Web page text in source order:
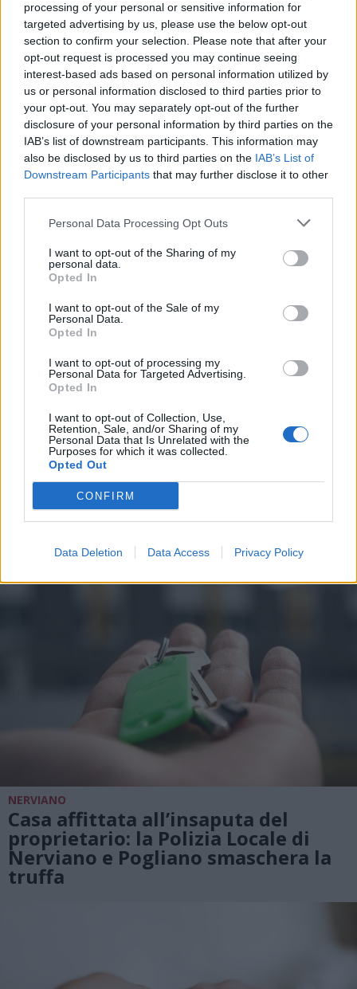
processing of your personal or sensitive information for
targeted advertising by us, please use the below opt-out
section to confirm your selection. Please note that after your
opt-out request is processed you may continue seeing
interest-based ads based on personal information utilized by
us or personal information disclosed to third parties prior to
your opt-out. You may separately opt-out of the further
disclosure of your personal information by third parties on the
IAB’s list of downstream participants. This information may
also be disclosed by us to third parties on the IAB’s List of
Downstream Participants that may further disclose it to other
Personal Data Processing Opt Outs
I want to opt-out of the Sharing of my
personal data.
Opted In
I want to opt-out of the Sale of my
Personal Data.
Opted In
I want to opt-out of processing my
Personal Data for Targeted Advertising.
Opted In
I want to opt-out of Collection, Use,
Retention, Sale, and/or Sharing of my
Personal Data that Is Unrelated with the
Purposes for which it was collected.
Opted Out
CONFIRM
Data Deletion Data Access Privacy Policy
NERVIANO
Legambiente Nerviano plaude al
finanziamento per Piazza Mercato.
“Ma serve una visione di lungo
periodo”
NERVIANO
Bagarre a Nerviano intorno al
progetto per il bando regionale per
i Distretti del Commercio
NERVIANO
Casa affittata all’insaputa del
proprietario: la Polizia Locale di
Nerviano e Pogliano smaschera la
truffa